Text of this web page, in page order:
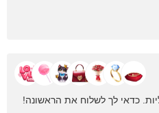
כדאי לך לשלוח את הראשונה!